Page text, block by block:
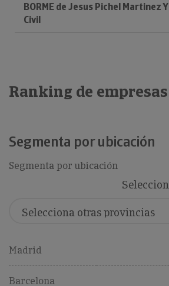
BORME de Jesus Pichel Martinez
Civil
Ranking de
Segmenta por ubicación
Segmenta por ubicación
Madrid
Barcelona